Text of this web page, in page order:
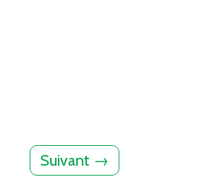
Suivant →